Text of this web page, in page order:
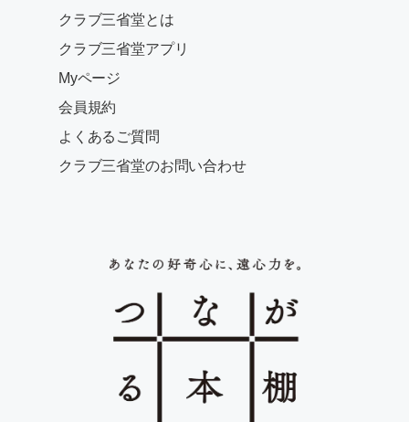
クラブ三省堂とは
クラブ三省堂アプリ
Myページ
会員規約
よくあるご質問
クラブ三省堂のお問い合わせ